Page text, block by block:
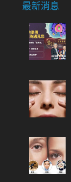
最新消息